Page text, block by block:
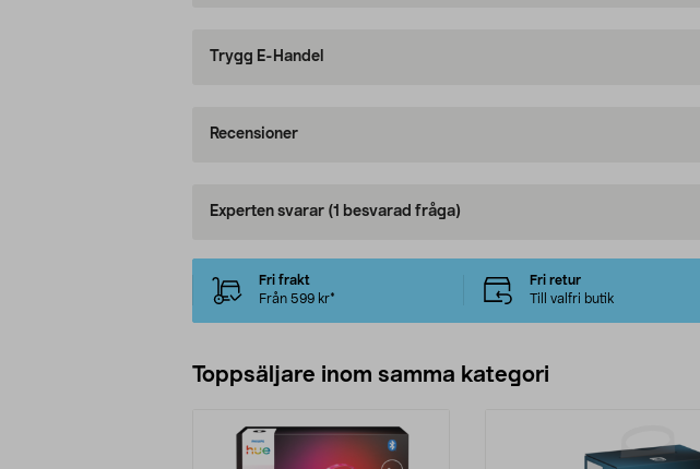
Trygg E-Handel
Recensioner
Experten svarar (1 besvarad fråga)
Fri frakt
Från 599 kr*
Fri retur
Till valfri butik
Toppsäljare inom samma kategori